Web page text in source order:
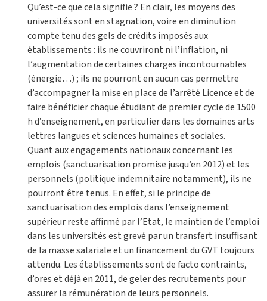
Qu’est-ce que cela signifie ? En clair, les moyens des
universités sont en stagnation, voire en diminution
compte tenu des gels de crédits imposés aux
établissements : ils ne couvriront ni l’inflation, ni
l’augmentation de certaines charges incontournables
(énergie…) ; ils ne pourront en aucun cas permettre
d’accompagner la mise en place de l’arrêté Licence et de
faire bénéficier chaque étudiant de premier cycle de 1500
h d’enseignement, en particulier dans les domaines arts
lettres langues et sciences humaines et sociales.
Quant aux engagements nationaux concernant les
emplois (sanctuarisation promise jusqu’en 2012) et les
personnels (politique indemnitaire notamment), ils ne
pourront être tenus. En effet, si le principe de
sanctuarisation des emplois dans l’enseignement
supérieur reste affirmé par l’Etat, le maintien de l’emploi
dans les universités est grevé par un transfert insuffisant
de la masse salariale et un financement du GVT toujours
attendu. Les établissements sont de facto contraints,
d’ores et déjà en 2011, de geler des recrutements pour
assurer la rémunération de leurs personnels.